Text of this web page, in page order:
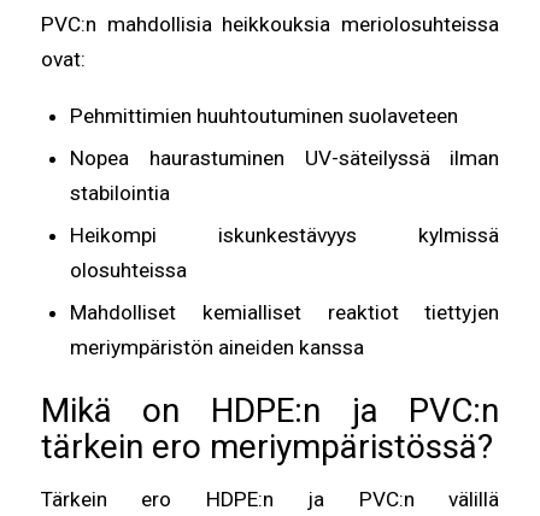
PVC:n mahdollisia heikkouksia meriolosuhteissa
ovat:
Pehmittimien huuhtoutuminen suolaveteen
Nopea haurastuminen UV-säteilyssä ilman
stabilointia
Heikompi iskunkestävyys kylmissä
olosuhteissa
Mahdolliset kemialliset reaktiot tiettyjen
meriympäristön aineiden kanssa
Mikä on HDPE:n ja PVC:n
tärkein ero meriympäristössä?
Tärkein ero HDPE:n ja PVC:n välillä